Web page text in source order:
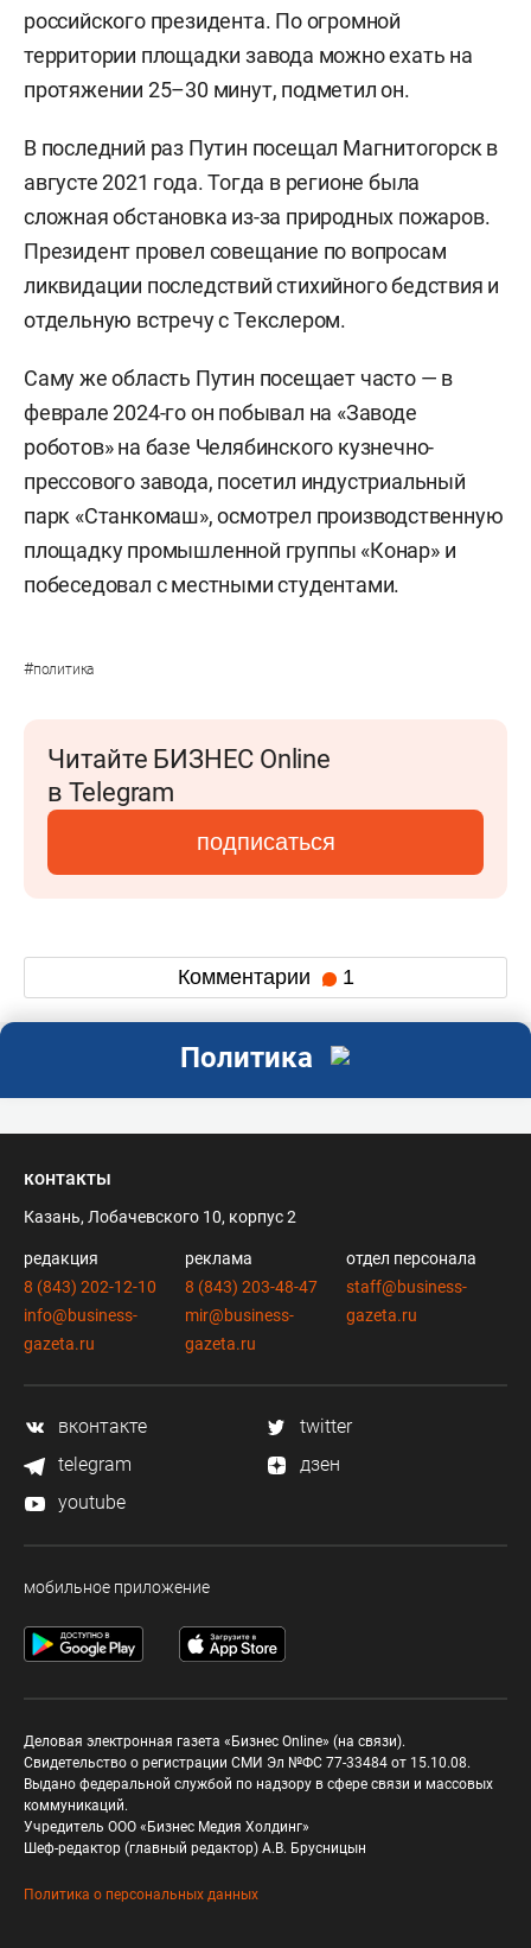
российского президента. По огромной
территории площадки завода можно ехать на
протяжении 25–30 минут, подметил он.
В последний раз Путин посещал Магнитогорск в
августе 2021 года. Тогда в регионе была
сложная обстановка из-за природных пожаров.
Президент провел совещание по вопросам
ликвидации последствий стихийного бедствия и
отдельную встречу с Текслером.
Саму же область Путин посещает часто — в
феврале 2024-го он побывал на «Заводе
роботов» на базе Челябинского кузнечно-
прессового завода, посетил индустриальный
парк «Станкомаш», осмотрел производственную
площадку промышленной группы «Конар» и
побеседовал с местными студентами.
#политика
Читайте БИЗНЕС Online
в Telegram
подписаться
Комментарии 1
Политика
контакты
Казань, Лобачевского 10, корпус 2
редакция
8 (843) 202-12-10
info@business-
gazeta.ru
реклама
8 (843) 203-48-47
mir@business-
gazeta.ru
отдел персонала
staff@business-
gazeta.ru
вконтакте
twitter
telegram
дзен
youtube
мобильное приложение
Деловая электронная газета «Бизнес Online» (на связи).
Свидетельство о регистрации СМИ Эл №ФС 77-33484 от 15.10.08.
Выдано федеральной службой по надзору в сфере связи и массовых
коммуникаций.
Учредитель ООО «Бизнес Медия Холдинг»
Шеф-редактор (главный редактор) А.В. Брусницын
Политика о персональных данных